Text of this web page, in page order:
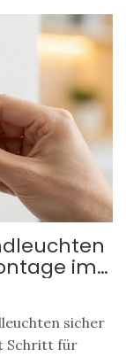
im
sicher
Schritt für